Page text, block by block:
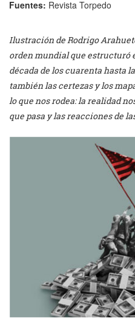
Fuentes: Revista Torpedo
Ilustración de Rodrigo
orden mundial que estructuró
década de los cuarenta hasta
también las certezas y los
lo que nos rodea: la realidad
que pasa y las reacciones de